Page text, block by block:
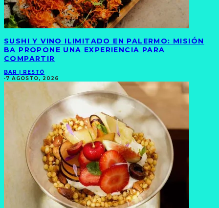
SUSHI Y VINO ILIMITADO EN PALERMO: MISIÓN
BA PROPONE UNA EXPERIENCIA PARA
COMPARTIR
BAR | RESTÓ
·7 AGOSTO, 2026